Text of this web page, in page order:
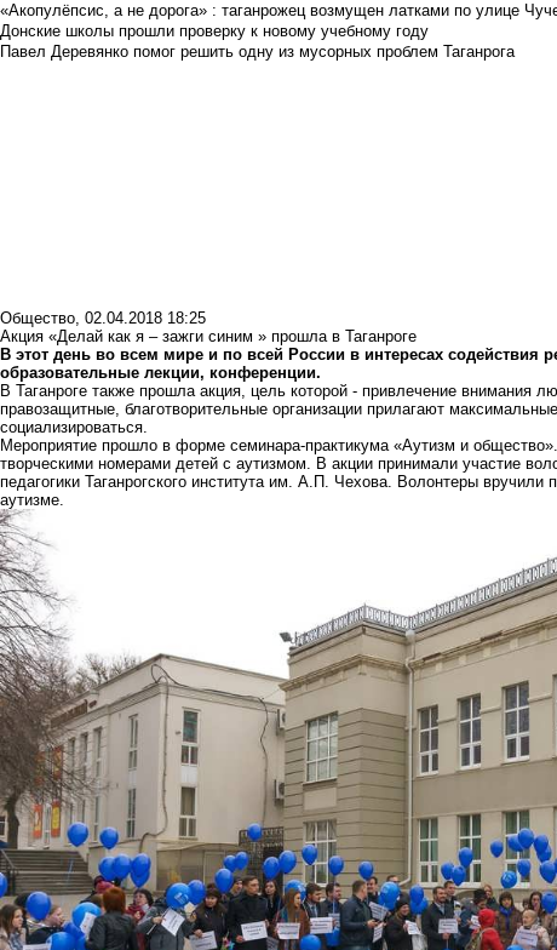
«Акопулёпсис, а не дорога» : таганрожец возмущен латками по улице
Донские школы прошли проверку к новому учебному году
Павел Деревянко помог решить одну из мусорных проблем Таганрога
Общество, 02.04.2018 18:25
Акция «Делай как я – зажги синим » прошла в Таганроге
В этот день во всем мире и по всей России в интересах
образовательные лекции, конференции.
В Таганроге также прошла акция, цель которой - привлечение внимания
правозащитные, благотворительные организации прилагают
социализироваться.
Мероприятие прошло в форме семинара-практикума «Аутизм и
творческими номерами детей с аутизмом. В акции принимали участие
педагогики Таганрогского института им. А.П. Чехова. Волонтеры
ayтизмe.